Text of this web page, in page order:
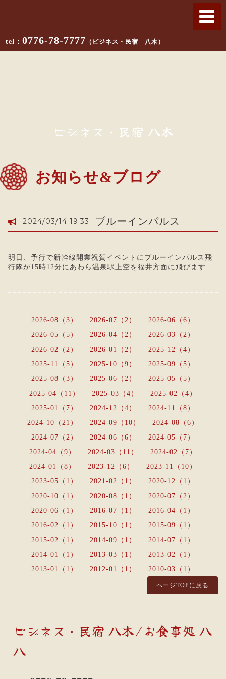
0776-78-7777 （ビジネス・民宿 八木）
ビジネス・民宿 八木
お知らせ&ブログ
2024/03/14 19:33 ブルーインパルス
明日、予行で新幹線開業祝賀イベントにブルーインパルス飛
行隊が15時12分にあわら温泉駅上空を福井方面に飛びます
2026-08（3） 2026-07（2）
2026-06（6）
2026-05（5）
2026-04（2）
2026-03（2）
2026-02（2）
2026-01（2）
2025-12（4）
2025-11（5）
2025-10（9）
2025-09（5）
2025-08（3）
2025-06（2）
2025-05（5）
2025-04（11）
2025-03（4）
2025-02（4）
2025-01（7）
2024-12（4）
2024-11（8）
2024-10（21）
2024-09（10）
2024-08（6）
2024-07（2）
2024-06（6）
2024-05（7）
2024-04（9）
2024-03（11）
2024-02（7）
2024-01（8）
2023-12（6）
2023-11（10）
2023-05（1）
2021-02（1）
2020-12（1）
2020-10（1）
2020-08（1）
2020-07（2）
2020-06（1）
2016-07（1）
2016-04（1）
2016-02（1）
2015-10（1）
2015-09（1）
2015-02（1）
2014-09（1）
2014-07（1）
2014-01（1）
2013-03（1）
2013-02（1）
2013-01（1）
2012-01（1） 2010-03（1）
ページTOPに戻る
ビジネス・民宿 八木/お食事処 八
八